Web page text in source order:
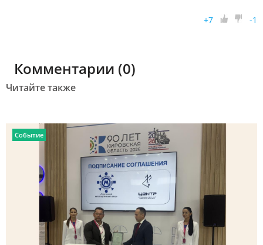
+7 -1
Комментарии (0)
Читайте также
Событие